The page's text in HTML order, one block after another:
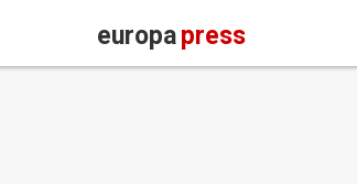
europapress